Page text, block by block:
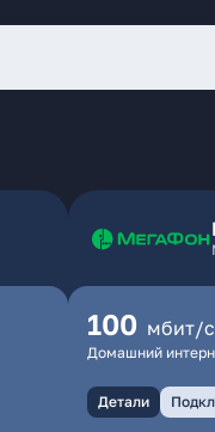
100 мбит/
Домашний
Детали